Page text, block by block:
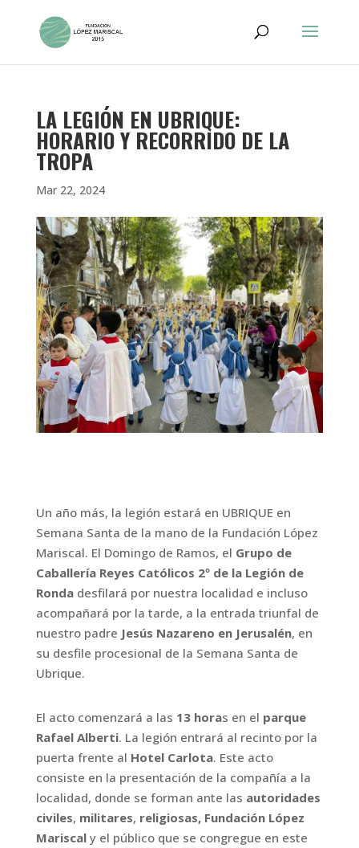
LA LEGIÓN EN UBRIQUE:
HORARIO Y RECORRIDO DE LA
TROPA
Mar 22, 2024
Un año más, la legión estará en UBRIQUE en
Semana Santa de la mano de la Fundación López
Mariscal. El Domingo de Ramos, el Grupo de
Caballería Reyes Católicos 2º de la Legión de
Rondadesfilará por nuestra localidad e incluso
acompañará por la tarde, a la entrada triunfal de
nuestro padre Jesús Nazareno en Jerusalén, en
su desfile procesional de la Semana Santa de
Ubrique.
El acto comenzará a las 13 horas en el parque
Rafael Alberti. La legión entrará al recinto por la
puerta frente al Hotel Carlota. Este acto
consiste en la presentación de la compañía a la
localidad, donde se forman ante las autoridades
civiles, militares, religiosas, Fundación López
Mariscaly el público que se congregue en este